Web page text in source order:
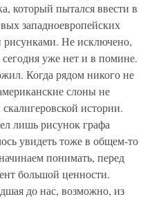
который пытался ввести в
западноевропейских
Не исключено,
уже нет и в помине.
Когда рядом никого не
слоны не
истории.
лишь рисунок графа
увидеть тоже в общем-то
понимать, перед
большой ценности.
до нас, возможно, из